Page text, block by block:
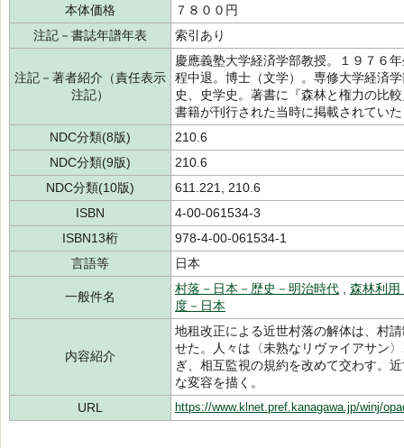
本体価格
７８００円
注記－書誌年譜年表
索引あり
注記－著者紹介（責任表示
注記）
慶應義塾大学経済学部教授。１９７６
程中退。博士（文学）。専修大学経済
史、史学史。著書に『森林と権力の比
書籍が刊行された当時に掲載されてい
NDC分類(8版)
210.6
NDC分類(9版)
210.6
NDC分類(10版)
611.221, 210.6
ISBN
4-00-061534-3
ISBN13桁
978-4-00-061534-1
言語等
日本
一般件名
村落－日本－歴史－明治時代
森林利用
度－日本
内容紹介
地租改正による近世村落の解体は、村
せた。人々は〈未熟なリヴァイアサン
ぎ、相互監視の規約を改めて交わす。
な変容を描く。
URL
https://www.klnet.pref.kanagawa.jp/winj/